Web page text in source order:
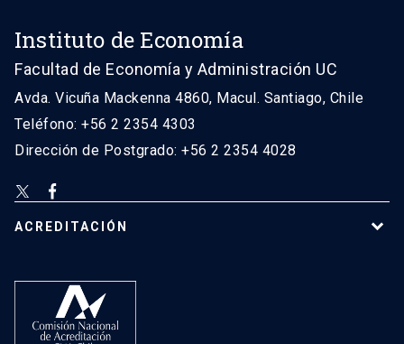
Instituto de Economía
Facultad de Economía y Administración UC
Avda. Vicuña Mackenna 4860, Macul. Santiago, Chile
Teléfono: +56 2 2354 4303
Dirección de Postgrado: +56 2 2354 4028
ACREDITACIÓN